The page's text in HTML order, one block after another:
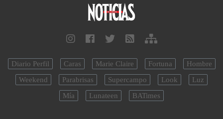
Diario Perfil Caras Marie Claire Fortuna
Hombre
Weekend
Parabrisas Supercampo Look
Luz
Mía
Lunateen BATimes